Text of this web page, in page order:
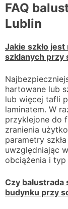
FAQ
Lublin
Jakie szkło
szklanych przy
hartowane lub
lub więcej tafli
laminatem. W
przyklejone do
zranienia
parametry
uwzględniając
obciążenia i typ
Czy balustrada
budynku przy